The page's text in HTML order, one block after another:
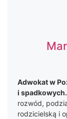
Adwokat w
i spadkowych.
rozwód,
rodzicielską i